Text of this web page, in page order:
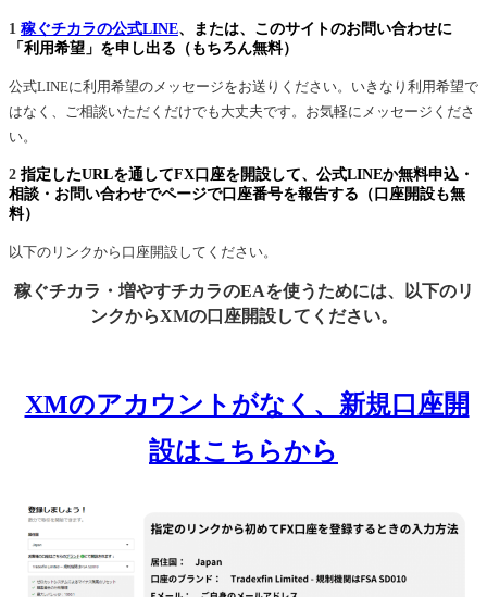
1 稼ぐチカラの公式LINE、または、このサイトのお問い合わせに
「利用希望」を申し出る（もちろん無料）
公式LINEに利用希望のメッセージをお送りください。いきなり利用希望で
はなく、ご相談いただくだけでも大丈夫です。お気軽にメッセージくださ
い。
2 指定したURLを通してFX口座を開設して、公式LINEか無料申込・
相談・お問い合わせでページで口座番号を報告する（口座開設も無
料）
以下のリンクから口座開設してください。
稼ぐチカラ・増やすチカラのEAを使うためには、以下のリ
ンクからXMの口座開設してください。
XMのアカウントがなく、新規口座開
設はこちらから